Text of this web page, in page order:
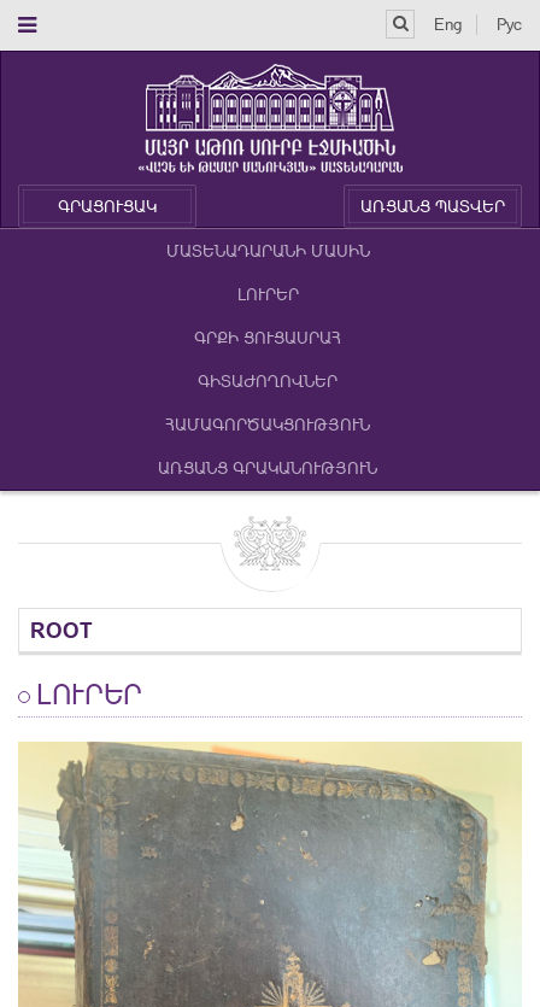
Eng Рус
ԳՐԱՑՈՒՑԱԿ ԱՌՑԱՆՑ ՊԱՏՎԵՐ
ՄԱՏԵՆԱԴԱՐԱՆԻ ՄԱՍԻՆ
ԼՈՒՐԵՐ
ԳՐՔԻ ՑՈՒՑԱՍՐԱՀ
ԳԻՏԱԺՈՂՈՎՆԵՐ
ՀԱՄԱԳՈՐԾԱԿՑՈՒԹՅՈՒՆ
ԱՌՑԱՆՑ ԳՐԱԿԱՆՈՒԹՅՈՒՆ
ROOT
ԼՈՒՐԵՐ